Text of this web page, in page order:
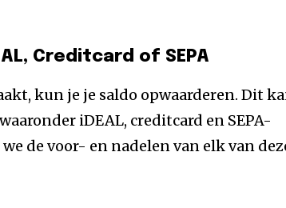
Creditcard of SEPA
kun je je saldo opwaarderen. Dit
iDEAL, creditcard en SEPA-
de voor- en nadelen van elk van